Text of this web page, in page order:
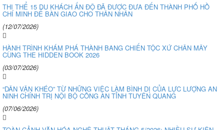
THI THỂ 15 DU KHÁCH ẤN ĐỘ ĐÃ ĐƯỢC ĐƯA ĐẾN THÀNH PHỐ HỒ
CHÍ MINH ĐỂ BÀN GIAO CHO THÂN NHÂN
(12/07/2026)
HÀNH TRÌNH KHÁM PHÁ THÀNH BANG CHIẾN TỘC XỨ CHÂN MÂY
CÙNG THE HIDDEN BOOK 2026
(03/07/2026)
“DÂN VẬN KHÉO” TỪ NHỮNG VIỆC LÀM BÌNH DỊ CỦA LỰC LƯỢNG AN
NINH CHÍNH TRỊ NỘI BỘ CÔNG AN TỈNH TUYÊN QUANG
(07/06/2026)